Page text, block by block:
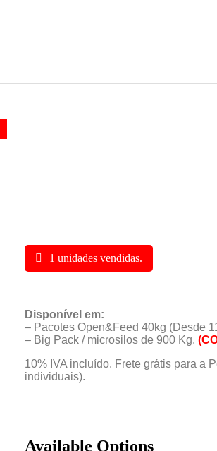
1 unidades vendidas.
Disponível em:
– Pacotes Open&Feed 40kg (Desde
– Big Pack / microsilos de 900 Kg.
10% IVA incluído. Frete grátis para a
individuais).
Available Options